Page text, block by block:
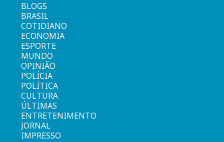
BLOGS
BRASIL
COTIDIANO
ECONOMIA
ESPORTE
MUNDO
OPINIÃO
POLÍCIA
POLÍTICA
CULTURA
ÚLTIMAS
ENTRETENIMENTO
JORNAL
IMPRESSO